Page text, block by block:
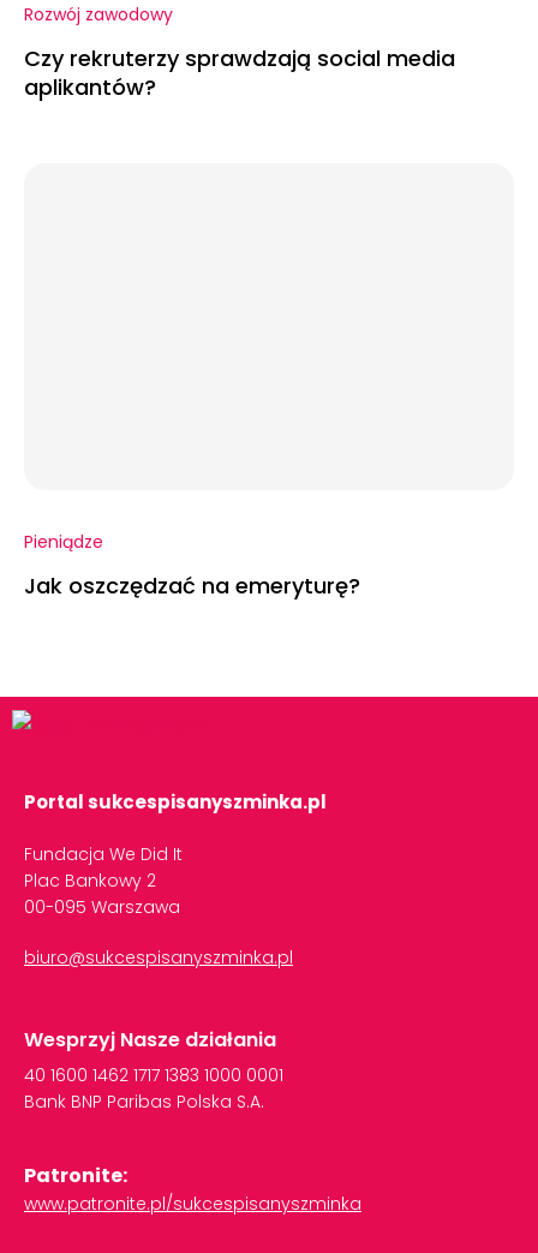
Rozwój zawodowy
Czy rekruterzy sprawdzają social media
aplikantów?
Pieniądze
Jak oszczędzać na emeryturę?
Portal sukcespisanyszminka.pl
Fundacja We Did It
Plac Bankowy 2
00-095 Warszawa
biuro@sukcespisanyszminka.pl
Wesprzyj Nasze działania
40 1600 1462 1717 1383 1000 0001
Bank BNP Paribas Polska S.A.
Patronite:
www.patronite.pl/sukcespisanyszminka